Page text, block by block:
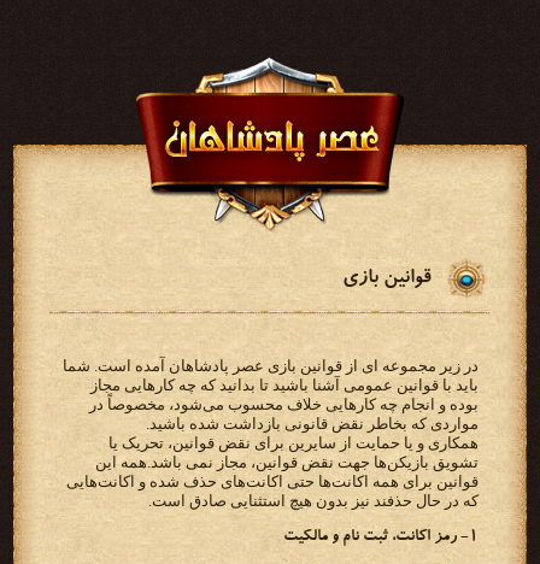
قوانین بازی
در زیر مجموعه ای از قوانین بازی عصر پادشاهان آمده است. شما
باید با قوانین عمومی آشنا باشید تا بدانید که چه کارهایی مجاز
بوده و انجام چه کارهایی خلاف محسوب می‌شود، مخصوصاً در
مواردی که بخاطر نقض قانونی بازداشت شده باشید.
همکاری و یا حمایت از سایرین برای نقض قوانین، تحریک یا
تشویق بازیکن‌ها جهت نقض قوانین، مجاز نمی باشد.همه این
قوانین برای همه اکانت‌ها حتی اکانت‌های حذف شده و اکانت‌هایی
که در حال حذفند نیز بدون هیچ استثنایی صادق است.
۱- رمز اکانت، ثبت نام و مالکیت